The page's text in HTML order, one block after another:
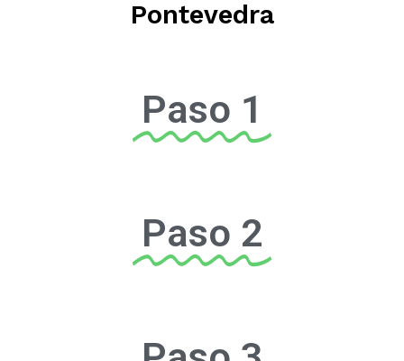
Pontevedra
Paso 1
Paso 2